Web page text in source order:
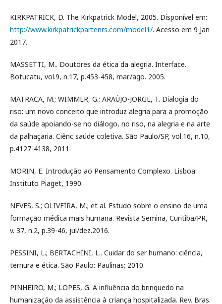
KIRKPATRICK, D. The Kirkpatrick Model, 2005. Disponível em:
http://www.kirkpatrickpartenrs.com/model1/. Acesso em 9 Jan
2017.
MASSETTI, M.. Doutores da ética da alegria. Interface.
Botucatu, vol.9, n.17, p.453-458, mar./ago. 2005.
MATRACA, M.; WIMMER, G.; ARAÚJO-JORGE, T. Dialogia do
riso: um novo conceito que introduz alegria para a promoção
da saúde apoiando-se no diálogo, no riso, na alegria e na arte
da palhaçaria. Ciênc saúde coletiva. São Paulo/SP, vol.16, n.10,
p.4127-4138, 2011.
MORIN, E. Introdução ao Pensamento Complexo. Lisboa:
Instituto Piaget, 1990.
NEVES, S.; OLIVEIRA, M.; et al. Estudo sobre o ensino de uma
formação médica mais humana. Revista Semina, Curitiba/PR,
v. 37, n.2, p.39-46, jul/dez.2016.
PESSINI, L.; BERTACHINI, L.. Cuidar do ser humano: ciência,
ternura e ética. São Paulo: Paulinas; 2010.
PINHEIRO, M.; LOPES, G. A influência do brinquedo na
humanização da assistência à criança hospitalizada. Rev. Bras.